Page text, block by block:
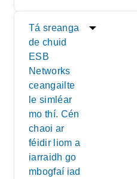
Tá sreanga
de chuid
ESB
Networks
ceangailte
le simléar
mo thí. Cén
chaoi ar
féidir liom a
iarraidh go
mbogfaí iad